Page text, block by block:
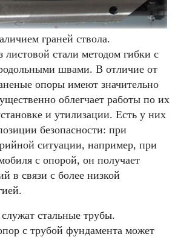
граней ствола.
листовой стали методом гибки с
швами. В отличие от
опоры имеют значительно
облегчает работы по их
и утилизации. Есть у них
безопасности: при
ситуации, например, при
с опорой, он получает
в связи с более низкой
стальные трубы.
с трубой фундамента может